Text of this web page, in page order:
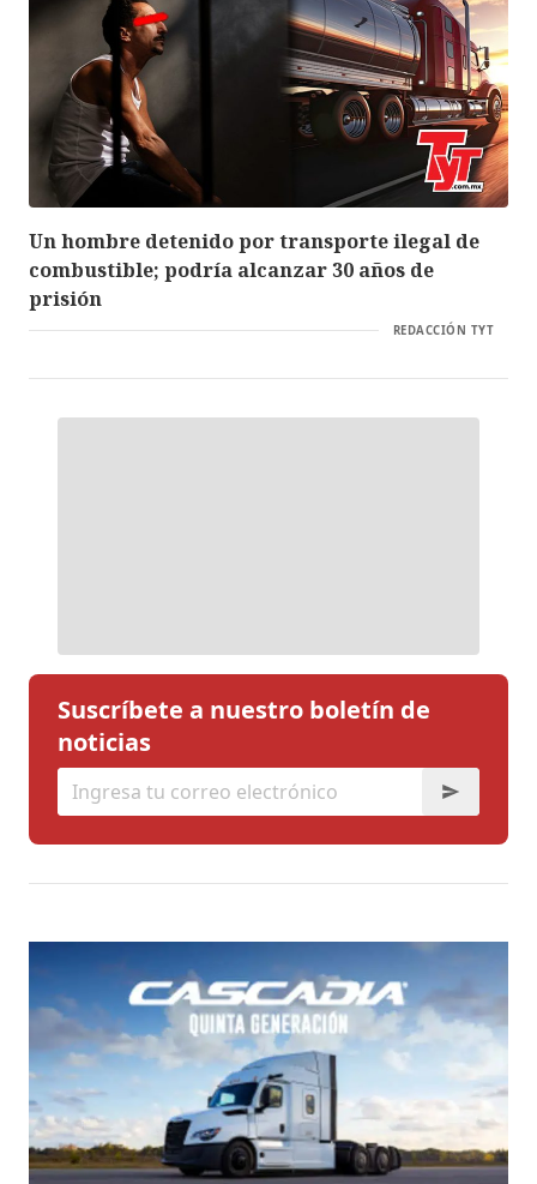
Un hombre detenido por transporte ilegal de
combustible; podría alcanzar 30 años de
prisión
REDACCIÓN TYT
Suscríbete a nuestro boletín de
noticias